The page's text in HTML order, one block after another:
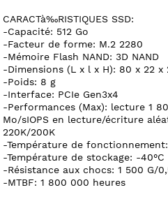
CARACTà‰RISTIQUES SSD:
-Capacité: 512 Go
-Facteur de forme: M.2 2280
-Mémoire Flash NAND: 3D NAND
-Dimensions (L x l x H): 80 x 22 x
-Poids: 8 g
-Interface: PCIe Gen3x4
-Performances (Max): lecture 1
Mo/sIOPS en lecture/écriture
220K/200K
-Température de fonctionnement:
-Température de stockage: -40°C
-Résistance aux chocs: 1 500 G/
-MTBF: 1 800 000 heures